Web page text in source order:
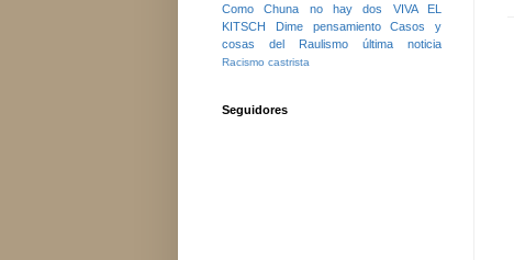
Como Chuna no hay dos
VIVA EL
KITSCH
Dime pensamiento
Casos y
cosas del Raulismo
última noticia
Racismo castrista
Seguidores